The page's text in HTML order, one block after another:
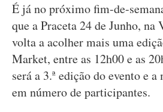
É já no próximo fim-de-
que a Praceta 24 de Junho, na
volta a acolher mais uma
Market, entre as 12h00 e as
será a 3.ª edição do evento e
em número de participantes.